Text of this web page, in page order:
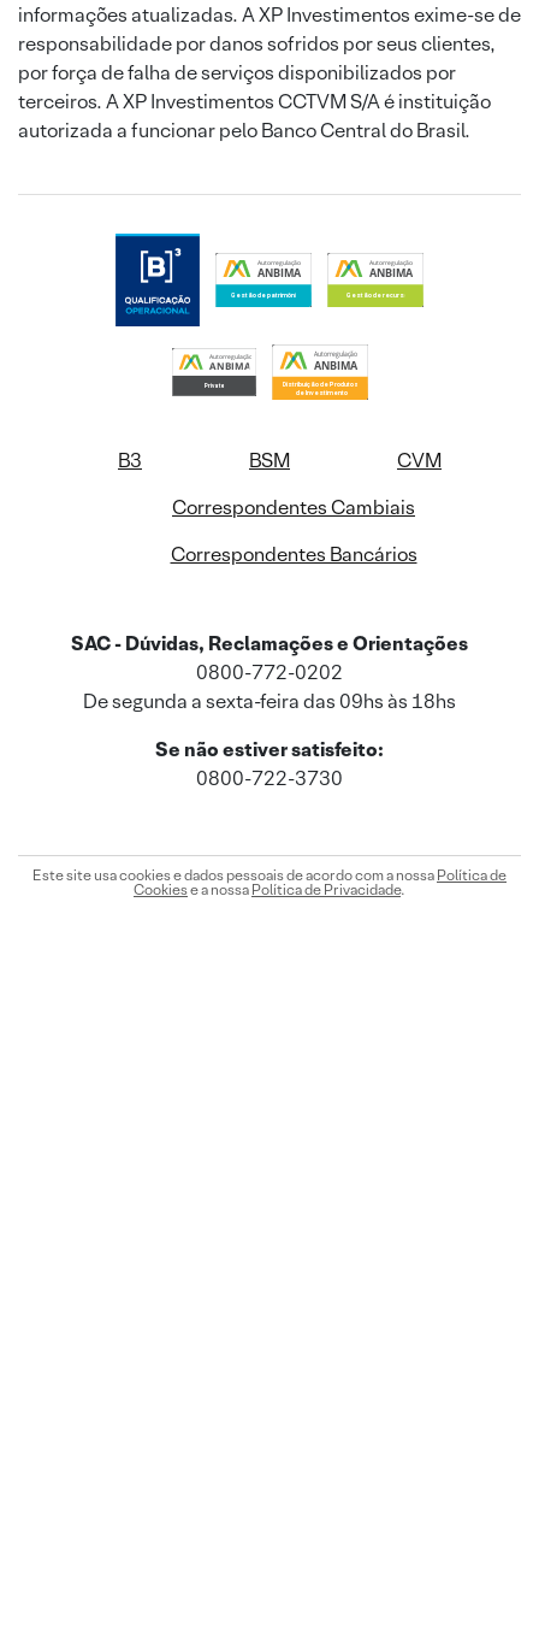
informações atualizadas. A XP Investimentos exime-se de
responsabilidade por danos sofridos por seus clientes,
por força de falha de serviços disponibilizados por
terceiros. A XP Investimentos CCTVM S/A é instituição
autorizada a funcionar pelo Banco Central do Brasil.
B3 BSM
CVM
Correspondentes Cambiais
Correspondentes Bancários
SAC - Dúvidas, Reclamações e Orientações
0800-772-0202
De segunda a sexta-feira das 09hs às 18hs
Se não estiver satisfeito:
0800-722-3730
Este site usa cookies e dados pessoais de acordo com a nossa Política de
Cookiese a nossa Política de Privacidade.